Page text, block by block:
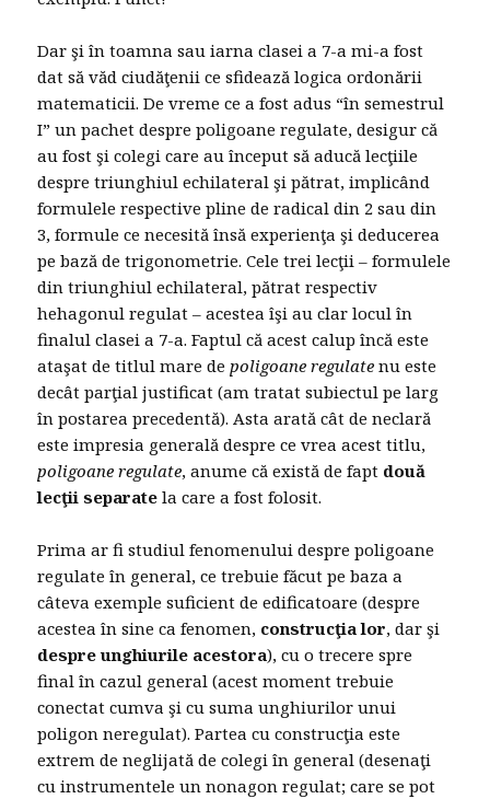
Dar şi în toamna sau iarna clasei a 7-a mi-a fost
dat să văd ciudăţenii ce sfidează logica ordonării
matematicii. De vreme ce a fost adus “în semestrul
I” un pachet despre poligoane regulate, desigur că
au fost şi colegi care au început să aducă lecţiile
despre triunghiul echilateral şi pătrat, implicând
formulele respective pline de radical din 2 sau din
3, formule ce necesită însă experienţa şi deducerea
pe bază de trigonometrie. Cele trei lecţii – formulele
din triunghiul echilateral, pătrat respectiv
hehagonul regulat – acestea îşi au clar locul în
finalul clasei a 7-a. Faptul că acest calup încă este
ataşat de titlul mare depoligoane regulate nu este
decât parţial justificat (am tratat subiectul pe larg
în postarea precedentă). Asta arată cât de neclară
este impresia generală despre ce vrea acest titlu,
poligoane regulate, anume că există de fapt două
lecţii separate la care a fost folosit.
Prima ar fi studiul fenomenului despre poligoane
regulate în general, ce trebuie făcut pe baza a
câteva exemple suficient de edificatoare (despre
acestea în sine ca fenomen, construcţia lor, dar şi
despre unghiurile acestora), cu o trecere spre
final în cazul general (acest moment trebuie
conectat cumva şi cu suma unghiurilor unui
poligon neregulat). Partea cu construcţia este
extrem de neglijată de colegi în general (desenaţi
cu instrumentele un nonagon regulat; care se pot